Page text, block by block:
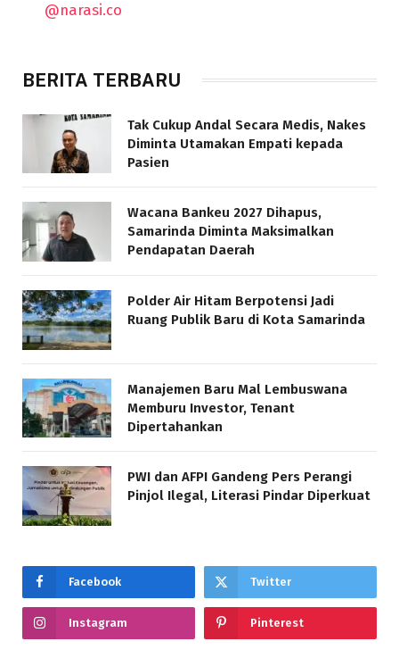
@narasi.co
BERITA TERBARU
Tak Cukup Andal Secara Medis, Nakes
Diminta Utamakan Empati kepada
Pasien
Wacana Bankeu 2027 Dihapus,
Samarinda Diminta Maksimalkan
Pendapatan Daerah
Polder Air Hitam Berpotensi Jadi
Ruang Publik Baru di Kota Samarinda
Manajemen Baru Mal Lembuswana
Memburu Investor, Tenant
Dipertahankan
PWI dan AFPI Gandeng Pers Perangi
Pinjol Ilegal, Literasi Pindar Diperkuat
Facebook Twitter
Instagram Pinterest